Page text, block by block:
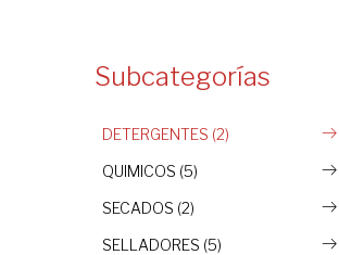
Subcategorías
DETERGENTES (2)
QUIMICOS (5)
SECADOS (2)
SELLADORES (5)